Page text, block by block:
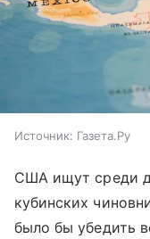
Источник: Газета.Ру
США ищут среди
кубинских
было бы убедить